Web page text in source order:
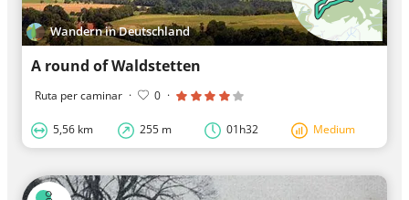
Wandern in Deutschland
A round of Waldstetten
Ruta per caminar · 0 ·
5,56 km 255 m 01h32 Medium